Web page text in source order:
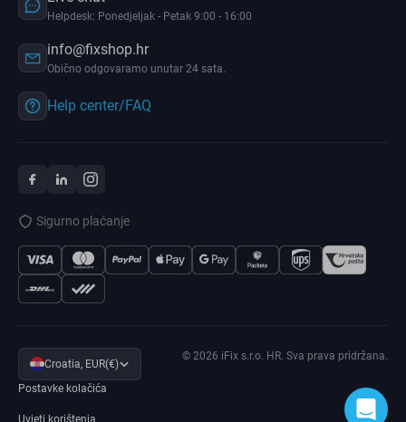
Helpdesk: Ponedjeljak - Petak 9:00 - 16:00
info@fixshop.hr
Obično odgovaramo unutar 24 sata.
Help center/FAQ
Sigurno plaćanje
Croatia, EUR(€)
Postavke kolačića
Uvjeti korištenja
© 2026 iFix s.r.o. HR. Sva prava pridržana.